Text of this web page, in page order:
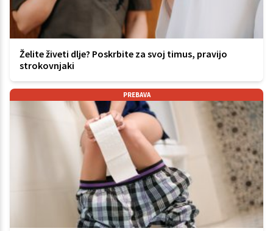
Želite živeti dlje? Poskrbite za svoj timus, pravijo
strokovnjaki
PREBAVA